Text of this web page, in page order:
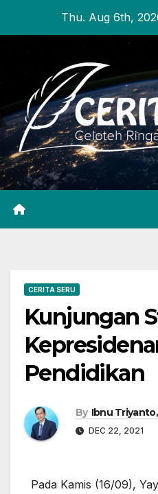
Thu. Aug 6th,
CERITA SERU
Kunjungan
Pendidikan
By Ibnu
DEC 22, 2021
Pada Kamis (16/09),